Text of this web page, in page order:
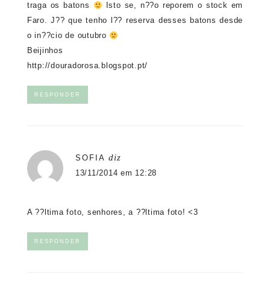
traga os batons
Isto se, n??o reporem o stock em
Faro. J?? que tenho l?? reserva desses batons desde
o in??cio de outubro
Beijinhos
http://douradorosa.blogspot.pt/
RESPONDER
SOFIA diz
13/11/2014 em 12:28
A ??ltima foto, senhores, a ??ltima foto! <3
RESPONDER